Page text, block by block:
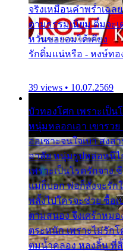
จริงเหมือนคำพร่ำเฉ
ตามธรรมเนียม ติ๋มจะ
หวั่นขอยอมได้เคียง
รักติ๋มแน่หรือ - หงษ์ทอ
39 views • 10.07.2569
บัวทองโศก เพราะเป็
หนุ่มหลอกเอา เขารว
ออเซาะจนใจเบา สงส
อาลัย หนุ่มรูปหล่อหนีไ
เพราะเป็นโรครักจาง
แม่ก็บอก พ่อก็สั่งจะรัก
พลั้งไปใครจะช่วย ซื้อ
ตามสนอง จึงเศร้าหม
ตระหนัก เพราะไม่รัก
ตมน้ำคลอง หลงลิ้น ที่